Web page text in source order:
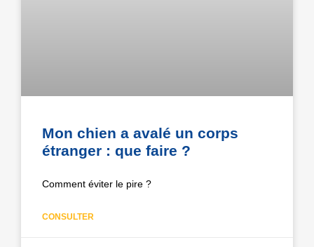
Mon chien a avalé un corps
étranger : que faire ?
Comment éviter le pire ?
CONSULTER